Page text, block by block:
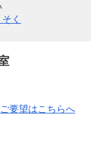
く
要望はこちらへ